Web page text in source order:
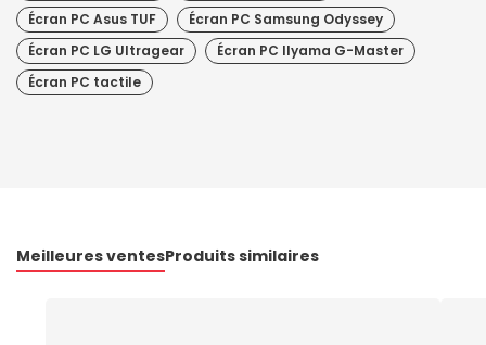
Écran PC Asus TUF
Écran PC Samsung Odyssey
Écran PC LG Ultragear
Écran PC IIyama G-Master
Écran PC tactile
Meilleures ventesProduits similaires